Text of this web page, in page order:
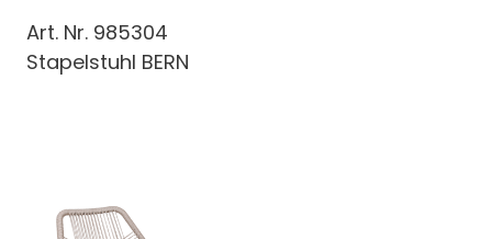
Art. Nr. 985304
Stapelstuhl BERN